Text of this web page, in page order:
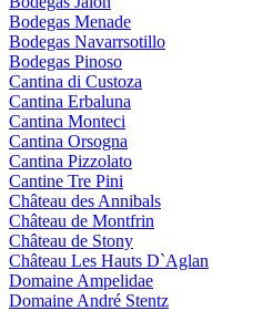
Bodegas Menade
Bodegas Navarrsotillo
Bodegas Pinoso
Cantina di Custoza
Cantina Erbaluna
Cantina Monteci
Cantina Orsogna
Cantina Pizzolato
Cantine Tre Pini
Château des Annibals
Château de Montfrin
Château de Stony
Château Les Hauts D`Aglan
Domaine Ampelidae
Domaine André Stentz